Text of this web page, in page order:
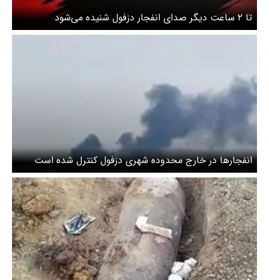
تا ۲ ساعت دیگر صدای انفجار دزفول شنیده می‌شود
انفجارها در خارج محدوده شهری دزفول کنترل شده است